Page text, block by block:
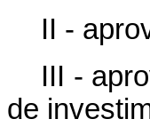
II -
III -
de